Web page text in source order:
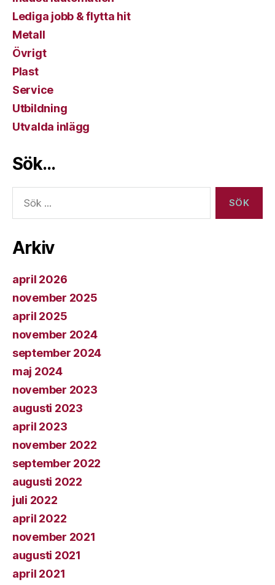
Lediga jobb & flytta hit
Metall
Övrigt
Plast
Service
Utbildning
Utvalda inlägg
Sök…
efter:
Arkiv
april 2026
november 2025
april 2025
november 2024
september 2024
maj 2024
november 2023
augusti 2023
april 2023
november 2022
september 2022
augusti 2022
juli 2022
april 2022
november 2021
augusti 2021
april 2021